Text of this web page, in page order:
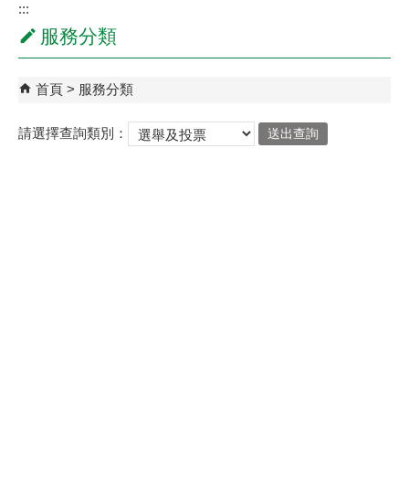
:::
服務分類
首頁 服務分類
請選擇查詢類別：